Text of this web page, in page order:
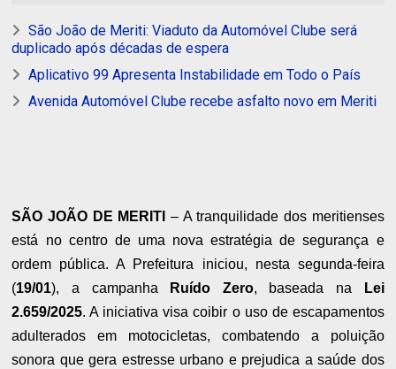
São João de Meriti: Viaduto da Automóvel Clube será
duplicado após décadas de espera
Aplicativo 99 Apresenta Instabilidade em Todo o País
Avenida Automóvel Clube recebe asfalto novo em Meriti
SÃO JOÃO DE MERITI – A tranquilidade dos meritienses
está no centro de uma nova estratégia de segurança e
ordem pública. A Prefeitura iniciou, nesta segunda-feira
(19/01), a campanha Ruído Zero, baseada na
Lei
2.659/2025. A iniciativa visa coibir o uso de escapamentos
adulterados em motocicletas, combatendo a poluição
sonora que gera estresse urbano e prejudica a saúde dos